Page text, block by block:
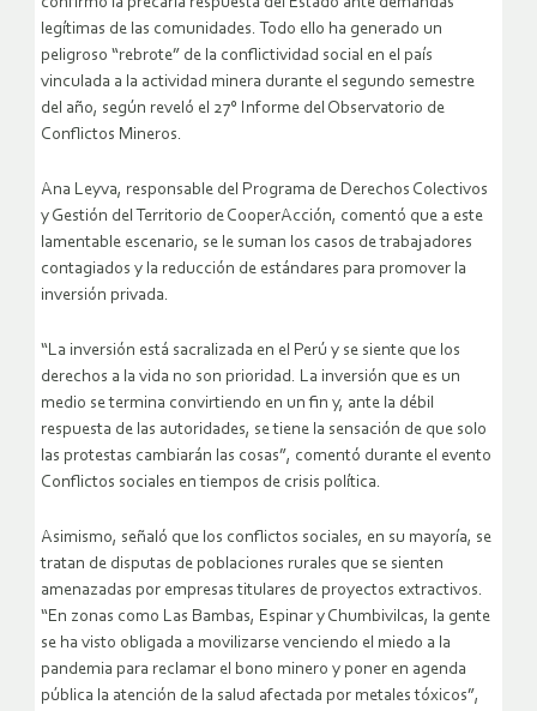
legítimas de las comunidades. Todo ello ha generado un
peligroso “rebrote” de la conflictividad social en el país
vinculada a la actividad minera durante el segundo semestre
del año, según reveló el 27° Informe del Observatorio de
Conflictos Mineros.
Ana Leyva, responsable del Programa de Derechos Colectivos
y Gestión del Territorio de CooperAcción, comentó que a este
lamentable escenario, se le suman los casos de trabajadores
contagiados y la reducción de estándares para promover la
inversión privada.
“La inversión está sacralizada en el Perú y se siente que los
derechos a la vida no son prioridad. La inversión que es un
medio se termina convirtiendo en un fin y, ante la débil
respuesta de las autoridades, se tiene la sensación de que solo
las protestas cambiarán las cosas”, comentó durante el evento
Conflictos sociales en tiempos de crisis política.
Asimismo, señaló que los conflictos sociales, en su mayoría, se
tratan de disputas de poblaciones rurales que se sienten
amenazadas por empresas titulares de proyectos extractivos.
“En zonas como Las Bambas, Espinar y Chumbivilcas, la gente
se ha visto obligada a movilizarse venciendo el miedo a la
pandemia para reclamar el bono minero y poner en agenda
pública la atención de la salud afectada por metales tóxicos”,